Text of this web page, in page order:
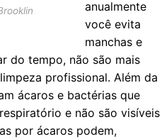
anualmente
você evita
manchas e
do tempo, não são mais
profissional. Além da
ácaros e bactérias que
e não são visíveis
por ácaros podem,